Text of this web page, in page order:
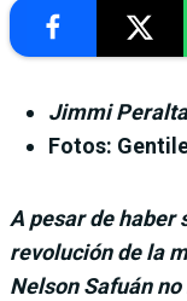
Jimmi Peralta
Fotos:
A pesar de haber
revolución de la
Nelson Safuán